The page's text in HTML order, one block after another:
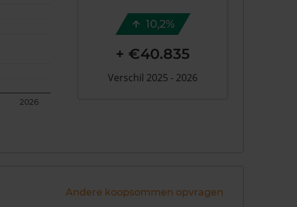
2026
10,2%
+ €40.835
Verschil 2025 - 2026
Andere koopsommen opvragen